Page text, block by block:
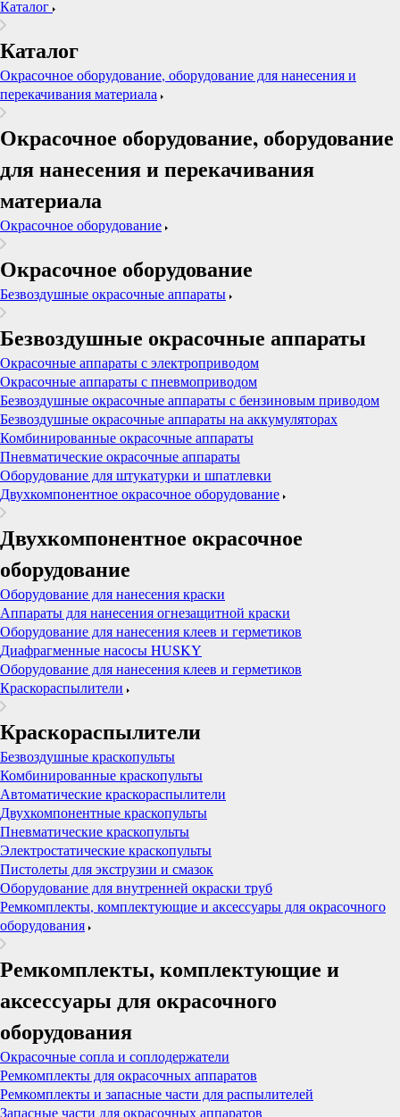
Каталог
Каталог
Окрасочное оборудование, оборудование для нанесения и
перекачивания материала
Окрасочное оборудование, оборудование
для нанесения и перекачивания
материала
Окрасочное оборудование
Окрасочное оборудование
Безвоздушные окрасочные аппараты
Безвоздушные окрасочные аппараты
Окрасочные аппараты с электроприводом
Окрасочные аппараты с пневмоприводом
Безвоздушные окрасочные аппараты с бензиновым приводом
Безвоздушные окрасочные аппараты на аккумуляторах
Комбинированные окрасочные аппараты
Пневматические окрасочные аппараты
Оборудование для штукатурки и шпатлевки
Двухкомпонентное окрасочное оборудование
Двухкомпонентное окрасочное
оборудование
Оборудование для нанесения краски
Аппараты для нанесения огнезащитной краски
Оборудование для нанесения клеев и герметиков
Диафрагменные насосы HUSKY
Оборудование для нанесения клеев и герметиков
Краскораспылители
Краскораспылители
Безвоздушные краскопульты
Комбинированные краскопульты
Автоматические краскораспылители
Двухкомпонентные краскопульты
Пневматические краскопульты
Электростатические краскопульты
Пистолеты для экструзии и смазок
Оборудование для внутренней окраски труб
Ремкомплекты, комплектующие и аксессуары для окрасочного
оборудования
Ремкомплекты, комплектующие и
аксессуары для окрасочного
оборудования
Окрасочные сопла и соплодержатели
Ремкомплекты для окрасочных аппаратов
Ремкомплекты и запасные части для распылителей
Запасные части для окрасочных аппаратов